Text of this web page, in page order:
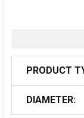
PRODUCT
DIAMETER: